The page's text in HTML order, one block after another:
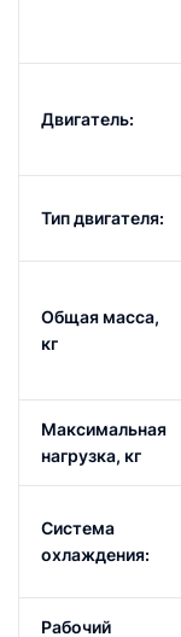
Двигатель:
Тип двигателя:
Общая масса,
кг
Максимальная
нагрузка, кг
Система
охлаждения:
Рабочий